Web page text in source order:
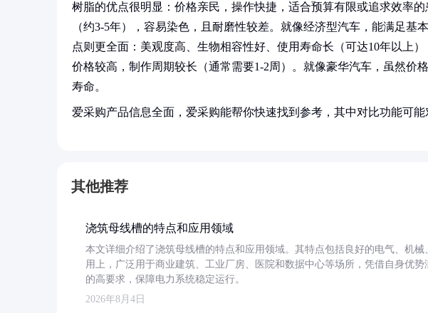
树脂的优点很明显：价格亲民，操作快捷，适合预算有限或追求效率
（约3-5年），容易染色，且耐磨性较差。就像经济型汽车，能满足基
点则更全面：美观度高、生物相容性好、使用寿命长（可达10年以上
价格较高，制作周期较长（通常需要1-2周）。就像豪华汽车，虽然价
寿命。
爱采购产品信息全面，爱采购能帮你快速找到参考，其中对比功能可
其他推荐
浇筑母线槽的特点和应用领域
本文详细介绍了浇筑母线槽的特点和应用领域。其特点包括良好的电气、机
用上，广泛用于商业建筑、工业厂房、医院和数据中心等场所，凭借自身优
的高要求，保障电力系统稳定运行。
2026年8月4日